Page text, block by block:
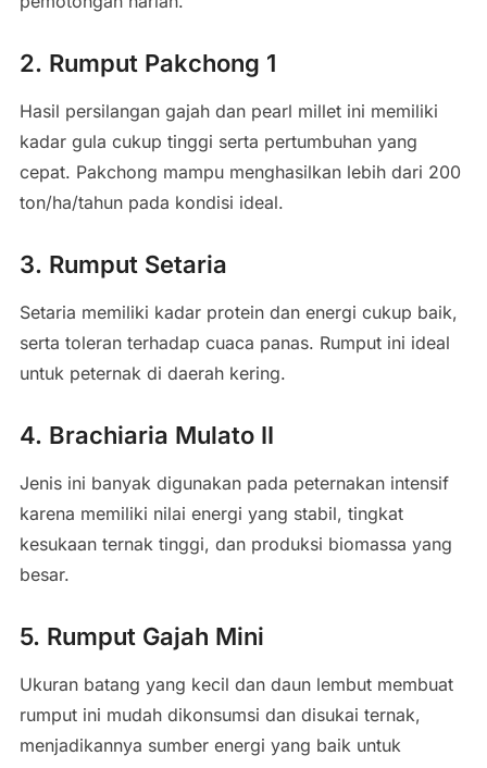
2. Rumput Pakchong 1
Hasil persilangan gajah dan pearl millet ini memiliki
kadar gula cukup tinggi serta pertumbuhan yang
cepat. Pakchong mampu menghasilkan lebih dari 200
ton/ha/tahun pada kondisi ideal.
3. Rumput Setaria
Setaria memiliki kadar protein dan energi cukup baik,
serta toleran terhadap cuaca panas. Rumput ini ideal
untuk peternak di daerah kering.
4. Brachiaria Mulato II
Jenis ini banyak digunakan pada peternakan intensif
karena memiliki nilai energi yang stabil, tingkat
kesukaan ternak tinggi, dan produksi biomassa yang
besar.
5. Rumput Gajah Mini
Ukuran batang yang kecil dan daun lembut membuat
rumput ini mudah dikonsumsi dan disukai ternak,
menjadikannya sumber energi yang baik untuk